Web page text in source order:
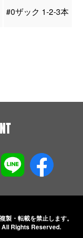
#0ザック 1-2-3本
複製・転載を禁止します。
All Rights Reserved.